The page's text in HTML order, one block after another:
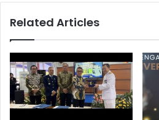
Related Articles